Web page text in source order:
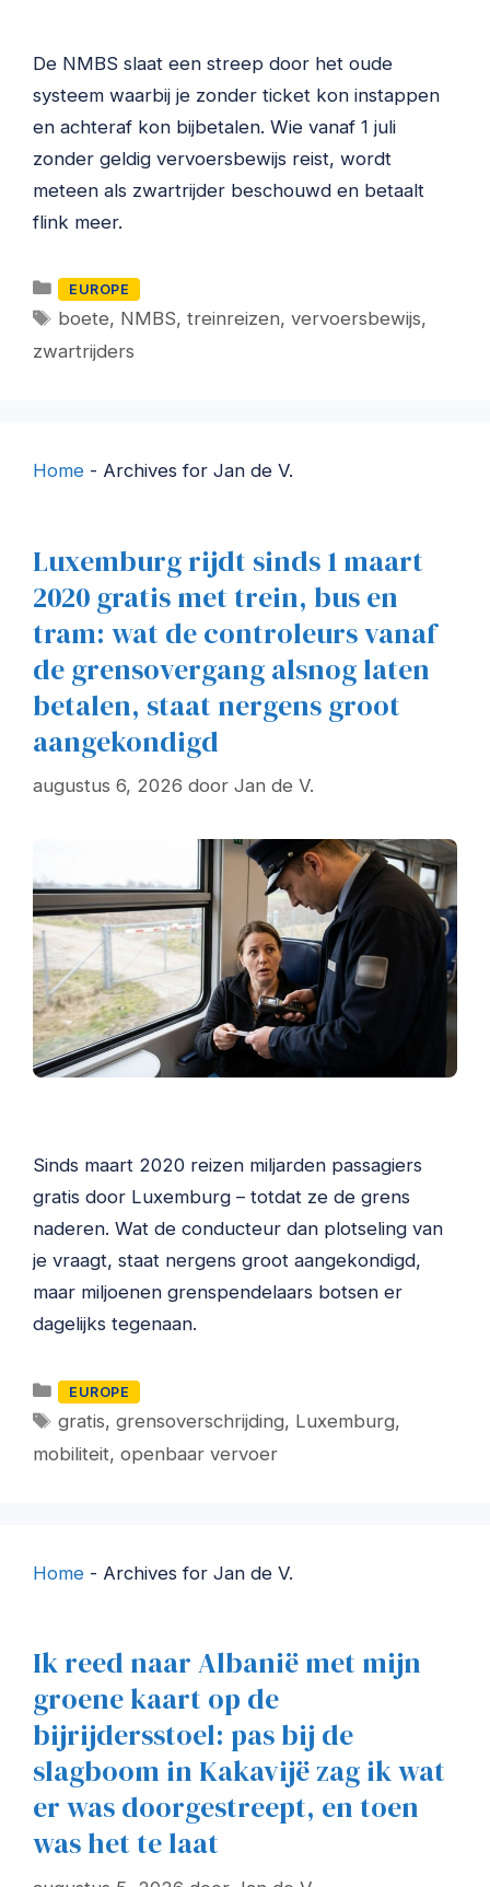
De NMBS slaat een streep door het oude
systeem waarbij je zonder ticket kon instappen
en achteraf kon bijbetalen. Wie vanaf 1 juli
zonder geldig vervoersbewijs reist, wordt
meteen als zwartrijder beschouwd en betaalt
flink meer.
Categorieën
EUROPE
Tags
boete, NMBS,treinreizen,vervoersbewijs,
zwartrijders
Home - Archives for Jan de V.
Luxemburg rijdt sinds 1 maart
2020 gratis met trein, bus en
tram: wat de controleurs vanaf
de grensovergang alsnog laten
betalen, staat nergens groot
aangekondigd
augustus 6, 2026 door Jan de V.
Sinds maart 2020 reizen miljarden passagiers
gratis door Luxemburg – totdat ze de grens
naderen. Wat de conducteur dan plotseling van
je vraagt, staat nergens groot aangekondigd,
maar miljoenen grenspendelaars botsen er
dagelijks tegenaan.
Categorieën
EUROPE
Tags
gratis,grensoverschrijding, Luxemburg,
mobiliteit, openbaar vervoer
Home - Archives for Jan de V.
Ik reed naar Albanië met mijn
groene kaart op de
bijrijdersstoel: pas bij de
slagboom in Kakavijë zag ik wat
er was doorgestreept, en toen
was het te laat